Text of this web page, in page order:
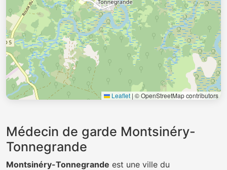
Leaflet | © OpenStreetMap contributors
Médecin de garde Montsinéry-
Tonnegrande
Montsinéry-Tonnegrande est une ville du